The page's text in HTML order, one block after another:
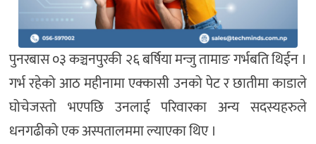
पुनरबास ०३ कञ्चनपुरकी २६ बर्षिया मन्जु तामाङ गर्भबति थिईन ।
गर्भ रहेको आठ महीनामा एक्कासी उनको पेट र छातीमा काडाले
घोचेजस्तो भएपछि उनलाई परिवारका अन्य सदस्यहरुले
धनगढीको एक अस्पतालममा ल्याएका थिए ।